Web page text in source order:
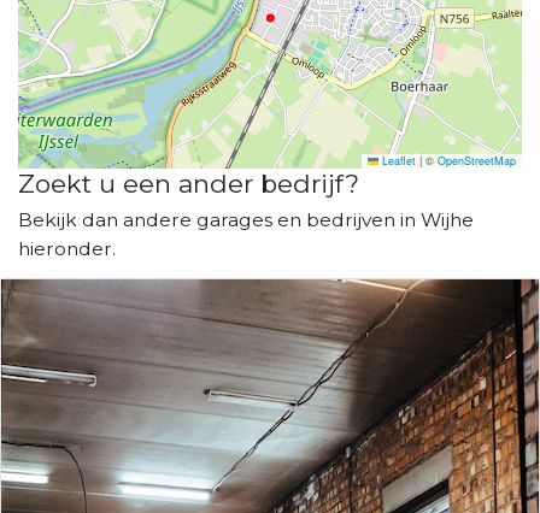
Leaflet | © OpenStreetMap
Zoekt u een ander bedrijf?
Bekijk dan andere garages en bedrijven in Wijhe
hieronder.